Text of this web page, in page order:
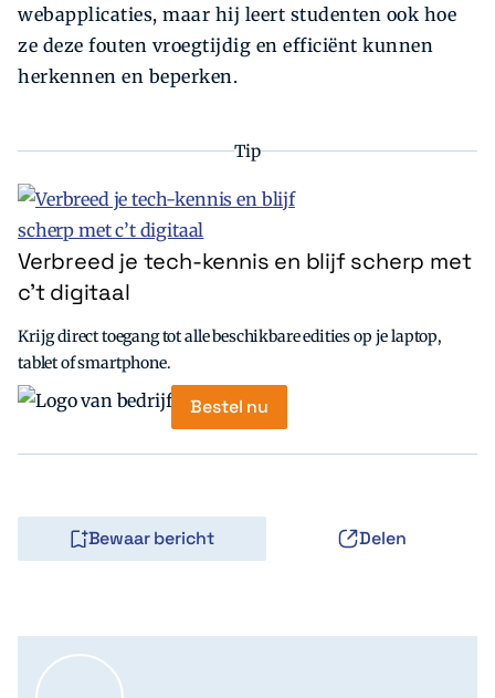
webapplicaties, maar hij leert studenten ook hoe
ze deze fouten vroegtijdig en e­fficiënt kunnen
herkennen en beperken.
Tip
Verbreed je tech-kennis en blijf scherp met
c’t digitaal
Krijg direct toegang tot alle beschikbare edities op je laptop,
tablet of smartphone.
Bestel nu
Bewaar bericht Delen